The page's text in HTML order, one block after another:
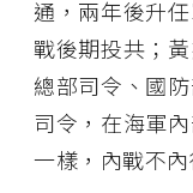
通，兩年後升
戰後期投共；
總部司令、國
司令，在海軍
一樣，內戰不